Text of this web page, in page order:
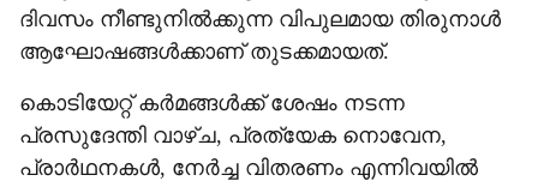
ദിവസം നീണ്ടുനിൽക്കുന്ന വിപുലമായ തിരുനാൾ
ആഘോഷങ്ങൾക്കാണ് തുടക്കമായത്.
കൊടിയേറ്റ് കർമങ്ങൾക്ക് ശേഷം നടന്ന
പ്രസുദേന്തി വാഴ്ച, പ്രത്യേക നൊവേന,
പ്രാർഥനകൾ, നേർച്ച വിതരണം എന്നിവയിൽ